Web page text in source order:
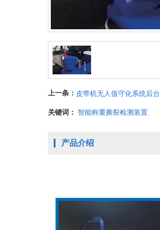
上一条： 皮带机无人值守化系统后台
关键词： 智能称重撕裂检测装置
产品介绍